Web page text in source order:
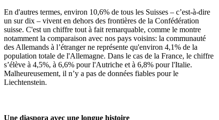
En d'autres termes, environ 10,6% de tous les Suisses – c’est-à-dire
un sur dix – vivent en dehors des frontières de la Confédération
suisse. C'est un chiffre tout à fait remarquable, comme le montre
notamment la comparaison avec nos pays voisins: la communauté
des Allemands à l’étranger ne représente qu'environ 4,1% de la
population totale de l'Allemagne. Dans le cas de la France, le chiffre
s’élève à 4,5%, à 6,6% pour l'Autriche et à 6,8% pour l'Italie.
Malheureusement, il n’y a pas de données fiables pour le
Liechtenstein.
Une diaspora avec une longue histoire